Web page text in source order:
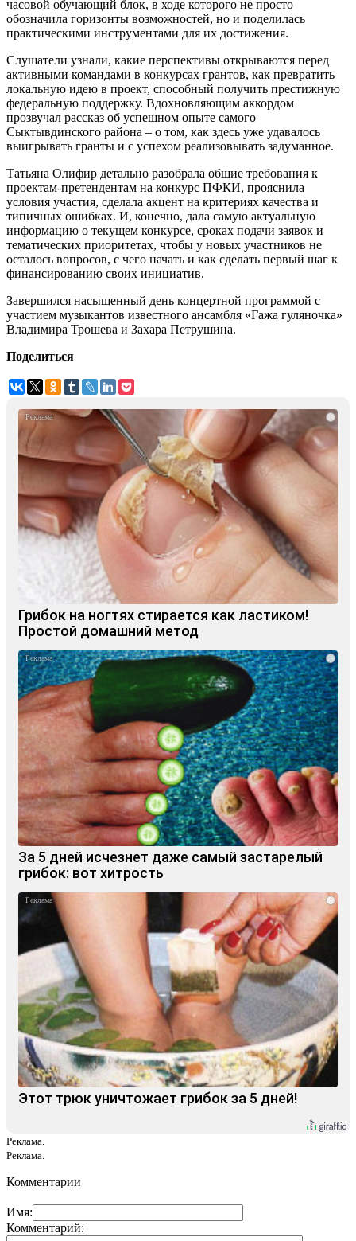
часовой обучающий блок, в ходе которого не просто
обозначила горизонты возможностей, но и поделилась
практическими инструментами для их достижения.
Слушатели узнали, какие перспективы открываются перед
активными командами в конкурсах грантов, как превратить
локальную идею в проект, способный получить престижную
федеральную поддержку. Вдохновляющим аккордом
прозвучал рассказ об успешном опыте самого
Сыктывдинского района – о том, как здесь уже удавалось
выигрывать гранты и с успехом реализовывать задуманное.
Татьяна Олифир детально разобрала общие требования к
проектам-претендентам на конкурс ПФКИ, прояснила
условия участия, сделала акцент на критериях качества и
типичных ошибках. И, конечно, дала самую актуальную
информацию о текущем конкурсе, сроках подачи заявок и
тематических приоритетах, чтобы у новых участников не
осталось вопросов, с чего начать и как сделать первый шаг к
финансированию своих инициатив.
Завершился насыщенный день концертной программой с
участием музыкантов известного ансамбля «Гажа гуляночка»
Владимира Трошева и Захара Петрушина.
Поделиться
i
Грибок на ногтях стирается как ластиком!
Простой домашний метод
i
За 5 дней исчезнет даже самый застарелый
грибок: вот хитрость
i
Этот трюк уничтожает грибок за 5 дней!
Реклама.
Реклама.
Комментарии
Имя:
Комментарий: